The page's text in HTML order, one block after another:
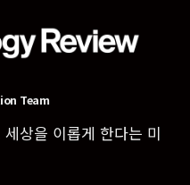
Team
상을 이롭게 한다는 미